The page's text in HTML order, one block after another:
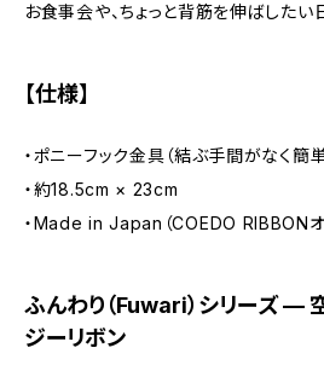
お食事会や、ちょっと背筋を伸ばしたい
【仕様】
・ポニーフック金具（結ぶ手間がなく簡
・約18.5cm × 23cm
・Made in Japan（COEDO RIBBONオ
ふんわり（Fuwari）シリーズ —
ジーリボン